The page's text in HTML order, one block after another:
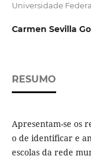
Universidade
Carmen Sevilla
RESUMO
Apresentam-se os
o de identificar e
escolas da rede